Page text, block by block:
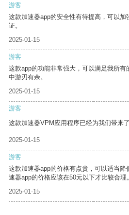
游客
这款加速器app的安全性有待提高，可以
证。
2025-01-15
游客
这款app的功能非常强大，可以满足我所
中游刃有余。
2025-01-15
游客
这款加速器VPM应用程序已经为我们带来
2025-01-15
游客
这款加速器app的价格有点贵，可以适当降
速器app的价格应该在50元以下才比较合理。
2025-01-15